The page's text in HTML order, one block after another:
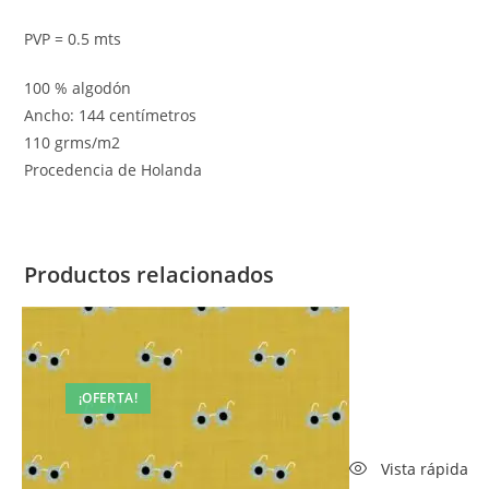
PVP = 0.5 mts
100 % algodón
Ancho: 144 centímetros
110 grms/m2
Procedencia de Holanda
Productos relacionados
¡OFERTA!
Vista rápida